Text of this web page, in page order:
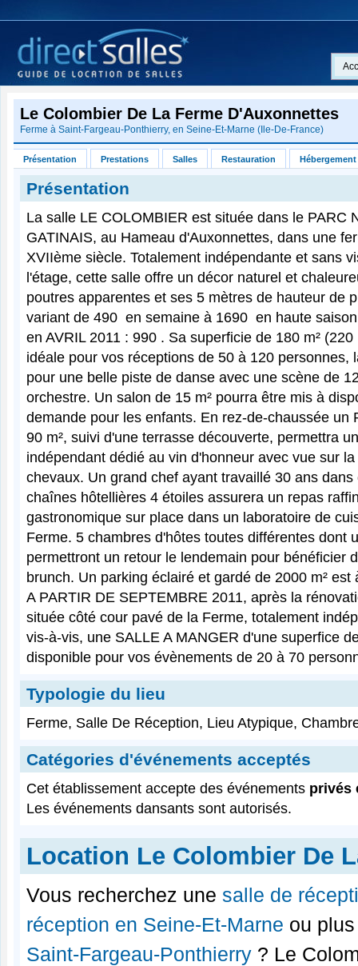
Le Colombier De La Ferme D'Auxonnettes
Ferme à Saint-Fargeau-Ponthierry, en Seine-Et-Marne ( Ile-De-France)
Présentation Prestations Salles Restauration Hébergement
Présentation
La salle LE COLOMBIER est située dans le PARC
GATINAIS, au Hameau d'Auxonnettes, dans une
XVIIème siècle. Totalement indépendante et sans
l'étage, cette salle offre un décor naturel et
poutres apparentes et ses 5 mètres de hauteur de
variant de 490  en semaine à 1690  en haute
en AVRIL 2011 : 990 . Sa superficie de 180 m²
idéale pour vos réceptions de 50 à 120 personnes,
pour une belle piste de danse avec une scène de
orchestre. Un salon de 15 m² pourra être mis à
demande pour les enfants. En rez-de-chaussée un
90 m², suivi d'une terrasse découverte, permettra
indépendant dédié au vin d'honneur avec vue sur
chevaux. Un grand chef ayant travaillé 30 ans dans
chaînes hôtellières 4 étoiles assurera un repas
gastronomique sur place dans un laboratoire de
Ferme. 5 chambres d'hôtes toutes différentes dont
permettront un retour le lendemain pour bénéficier
brunch. Un parking éclairé et gardé de 2000 m² est
A PARTIR DE SEPTEMBRE 2011, après la
située côté cour pavé de la Ferme, totalement
vis-à-vis, une SALLE A MANGER d'une superfice
disponible pour vos évènements de 20 à 70
Typologie du lieu
Ferme, Salle De Réception, Lieu Atypique,
Catégories d'événements acceptés
Cet établissement accepte des événements privés
Les événements dansants sont autorisés.
Location Le Colombier De
Vous recherchez une salle de
réception en Seine-Et-Marne ou
Saint-Fargeau-Ponthierry ? Le